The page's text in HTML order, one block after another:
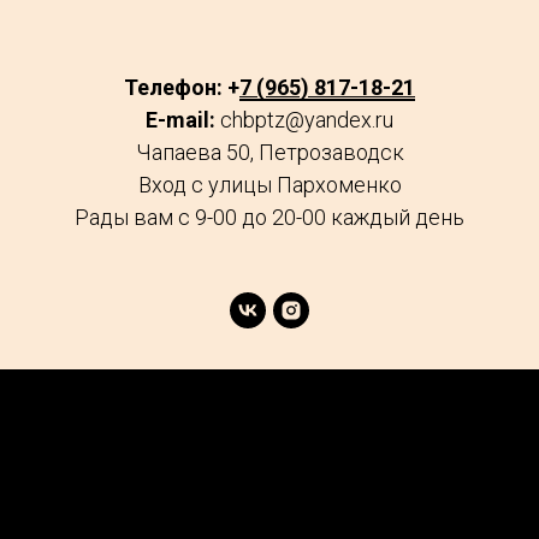
Телефон: +7 (965) 817-18-21
E-mail: chbptz@yandex.ru
Чапаева 50, Петрозаводск
Вход с улицы Пархоменко
Рады вам с 9-00 до 20-00 каждый день